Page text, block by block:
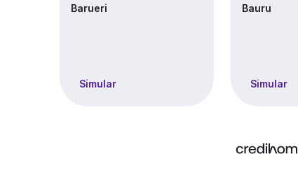
Barueri
Simular
Bauru
Simular